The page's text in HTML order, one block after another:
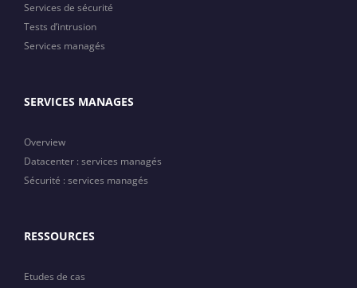
Services de sécurité
Tests d’intrusion
Services managés
SERVICES MANAGES
Overview
Datacenter : services managés
Sécurité : services managés
RESSOURCES
Etudes de cas